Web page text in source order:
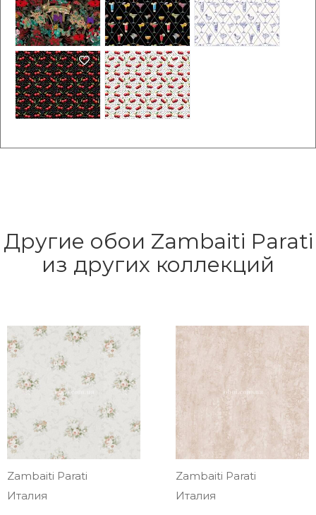
Другие обои Zambaiti Parati
из других коллекций
Zambaiti Parati
Италия
Zambaiti Parati
Италия